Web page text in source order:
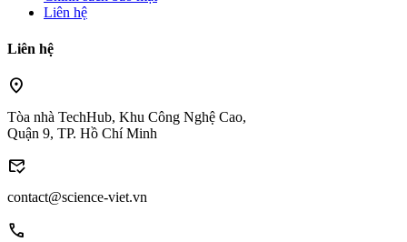
Liên hệ
Liên hệ
location_on
Tòa nhà TechHub, Khu Công Nghệ Cao,
Quận 9, TP. Hồ Chí Minh
mark_email_read
contact@science-viet.vn
call